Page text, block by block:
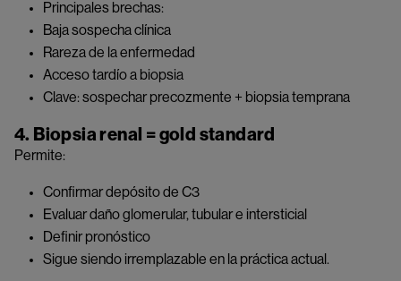
Principales brechas:
Baja sospecha clínica
Rareza de la enfermedad
Acceso tardío a biopsia
Clave: sospechar precozmente + biopsia temprana
4. Biopsia renal = gold standard
Permite:
Confirmar depósito de C3
Evaluar daño glomerular, tubular e intersticial
Definir pronóstico
Sigue siendo irremplazable en la práctica actual.